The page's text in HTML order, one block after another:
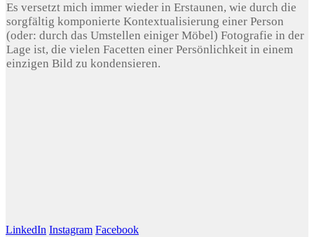
Es versetzt mich immer wieder in Erstaunen, wie durch die
sorgfältig komponierte Kontextualisierung einer Person
(oder: durch das Umstellen einiger Möbel) Fotografie in der
Lage ist, die vielen Facetten einer Persönlichkeit in einem
einzigen Bild zu kondensieren.
LinkedIn Instagram Facebook